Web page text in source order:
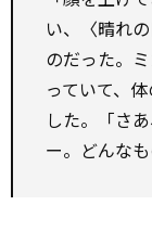
い、〈晴れ
のだった。
っていて、
した。「さ
ー。どんな